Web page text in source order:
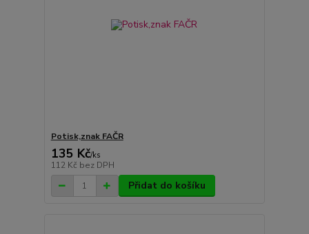
Potisk,znak FAČR
135 Kč/ks
112 Kč bez DPH
Přidat do košíku